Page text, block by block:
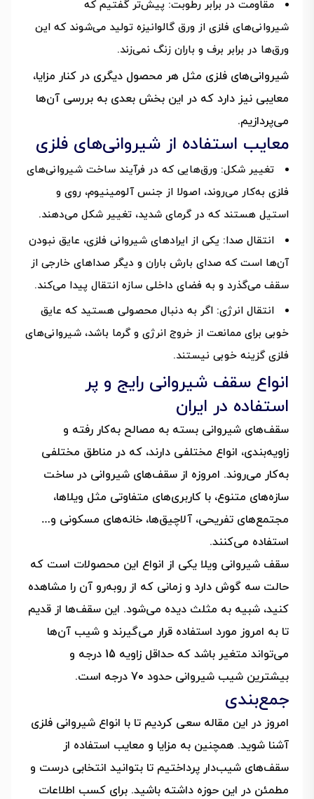
مقاومت در برابر رطوبت: پیش‌تر گفتیم که
شیروانی‌های فلزی از ورق گالوانیزه تولید می‌شوند که این
ورق‌ها در برابر برف و باران زنگ نمی‌زند.
شیروانی‌های فلزی مثل هر محصول دیگری در کنار مزایا،
معایبی نیز دارد که در این بخش بعدی به بررسی آن‌ها
می‌پردازیم.
معایب استفاده از شیروانی‌های فلزی
تغییر شکل: ورق‌هایی که در فرآیند ساخت شیروانی‌های
فلزی به‌کار می‌روند، اصولا از جنس آلومینیوم، روی و
استیل هستند که در گرمای شدید، تغییر شکل می‌دهند.
انتقال صدا: یکی از ایرادهای شیروانی فلزی، عایق نبودن
آن‌ها است که صدای بارش باران و دیگر صداهای خارجی از
سقف می‌گذرد و به فضای داخلی سازه انتقال پیدا می‌کند.
انتقال انرژی: اگر به دنبال محصولی هستید که عایق
خوبی برای ممانعت از خروج انرژی و گرما باشد، شیروانی‌های
فلزی گزینه خوبی نیستند.
انواع سقف شیروانی رایج و پر
استفاده در ایران
سقف‌های شیروانی بسته به مصالح به‌کار رفته و
زاویه‌بندی، انواع مختلفی دارند، که در مناطق مختلفی
به‌کار می‌روند. امروزه از سقف‌های شیروانی در ساخت
سازه‌های متنوع، با کاربری‌های متفاوتی مثل ویلاها،
مجتمع‌های تفریحی، آلاچیق‌ها، خانه‌های مسکونی و…
استفاده می‌کنند.
سقف شیروانی ویلا یکی از انواع این محصولات است که
حالت سه گوش دارد و زمانی که از رو‌به‌رو آن را مشاهده
کنید، شبیه به مثلث دیده می‌شود. این سقف‌ها از قدیم
تا به امروز مورد استفاده قرار می‌گیرند و شیب آن‌ها
می‌تواند متغیر باشد که حداقل زاویه 15 درجه و
بیشترین شیب شیروانی حدود 70 درجه است.
جمع‌بندی
امروز در این مقاله سعی کردیم تا با انواع شیروانی فلزی
آشنا شوید. همچنین به مزایا و معایب استفاده از
سقف‌های شیب‌دار پرداختیم تا بتوانید انتخابی درست و
مطمئن در این حوزه داشته باشید. برای کسب اطلاعات